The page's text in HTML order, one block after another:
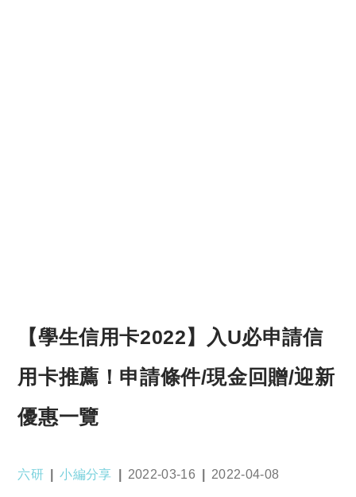
【學生信用卡2022】入U必申請信
用卡推薦！申請條件/現金回贈/迎新
優惠一覽
Post
六研
Post
小編分享
Post
2022-03-16
Post
2022-04-08